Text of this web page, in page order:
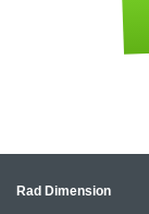
Rad Dimension